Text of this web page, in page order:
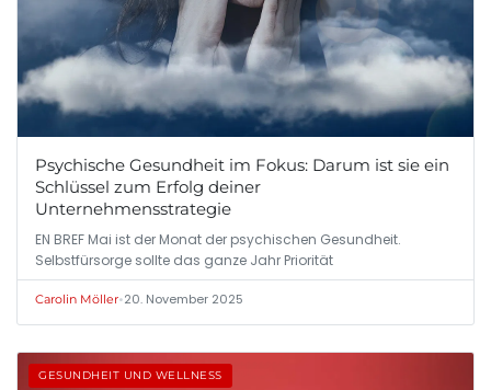
Psychische Gesundheit im Fokus: Darum ist sie ein
Schlüssel zum Erfolg deiner
Unternehmensstrategie
EN BREF Mai ist der Monat der psychischen Gesundheit.
Selbstfürsorge sollte das ganze Jahr Priorität
Carolin Möller•20. November 2025
GESUNDHEIT UND WELLNESS